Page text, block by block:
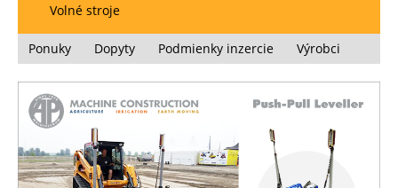
Volné stroje
Ponuky Dopyty Podmienky inzercie Výrobci